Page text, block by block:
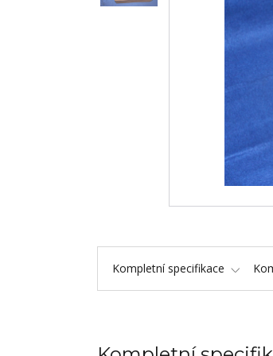
Kompletní specifikace